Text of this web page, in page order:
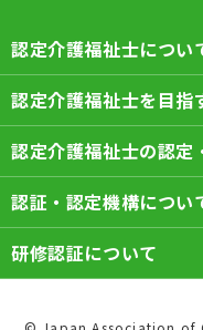
認定介護福祉士につい
認定介護福祉士を目指
認定介護福祉士の認定
認証・認定機構につい
研修認証について